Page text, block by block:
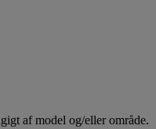
af model og/eller område.